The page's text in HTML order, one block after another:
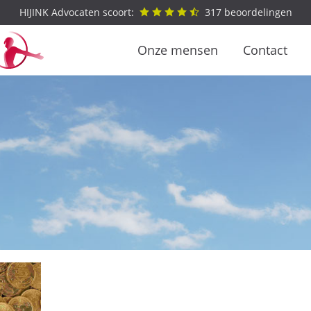
HIJINK Advocaten scoort: 317beoordelingen
Onze mensen Contact